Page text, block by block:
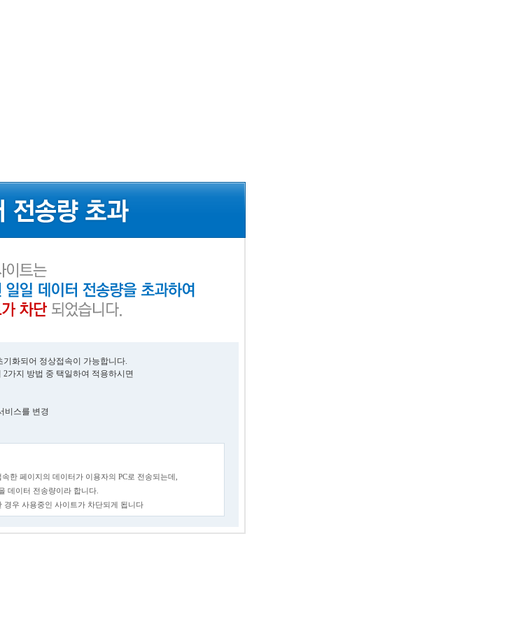
화되어 정상접속이 가능합니다.
가지 방법 중 택일하여 적용하시면
비스를 변경
한 페이지의 데이터가 이용자의 PC로 전송되는데,
데이터 전송량이라 합니다.
경우 사용중인 사이트가 차단되게 됩니다